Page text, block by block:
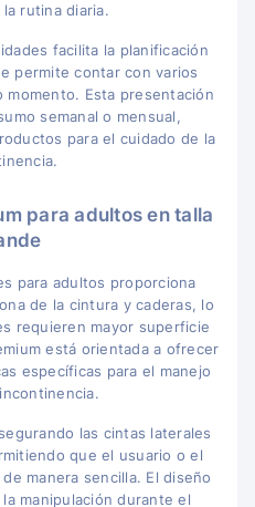
rutina diaria.
facilita la planificación
permite contar con varios
Esta presentación
semanal o mensual,
para el cuidado de la
para adultos en talla
para adultos proporciona
de la cintura y caderas, lo
requieren mayor superficie
está orientada a ofrecer
específicas para el manejo
las cintas laterales
que el usuario o el
manera sencilla. El diseño
manipulación durante el